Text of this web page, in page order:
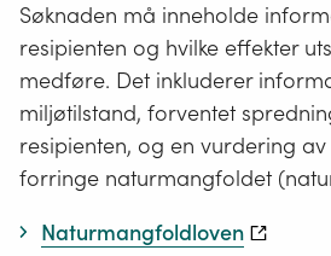
Søknaden må inneholde
resipienten og hvilke effekter
medføre. Det inkluderer
miljøtilstand, forventet
resipienten, og en vurdering
forringe naturmangfoldet
Naturmangfoldloven